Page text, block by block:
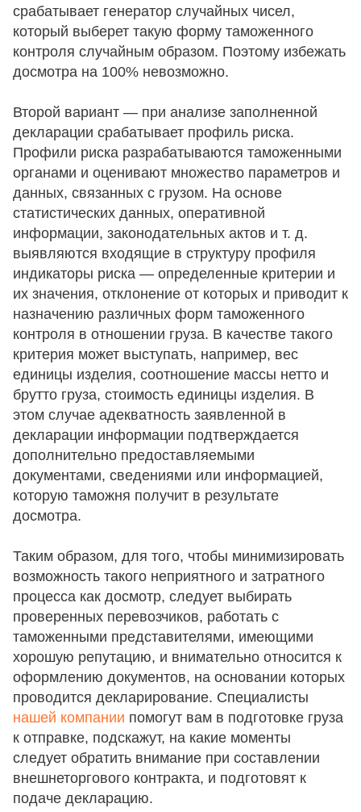
срабатывает генератор случайных чисел,
который выберет такую форму таможенного
контроля случайным образом. Поэтому избежать
досмотра на 100% невозможно.
Второй вариант — при анализе заполненной
декларации срабатывает профиль риска.
Профили риска разрабатываются таможенными
органами и оценивают множество параметров и
данных, связанных с грузом. На основе
статистических данных, оперативной
информации, законодательных актов и т. д.
выявляются входящие в структуру профиля
индикаторы риска — определенные критерии и
их значения, отклонение от которых и приводит к
назначению различных форм таможенного
контроля в отношении груза. В качестве такого
критерия может выступать, например, вес
единицы изделия, соотношение массы нетто и
брутто груза, стоимость единицы изделия. В
этом случае адекватность заявленной в
декларации информации подтверждается
дополнительно предоставляемыми
документами, сведениями или информацией,
которую таможня получит в результате
досмотра.
Таким образом, для того, чтобы минимизировать
возможность такого неприятного и затратного
процесса как досмотр, следует выбирать
проверенных перевозчиков, работать с
таможенными представителями, имеющими
хорошую репутацию, и внимательно относится к
оформлению документов, на основании которых
проводится декларирование. Специалисты
нашей компании помогут вам в подготовке груза
к отправке, подскажут, на какие моменты
следует обратить внимание при составлении
внешнеторгового контракта, и подготовят к
подаче декларацию.